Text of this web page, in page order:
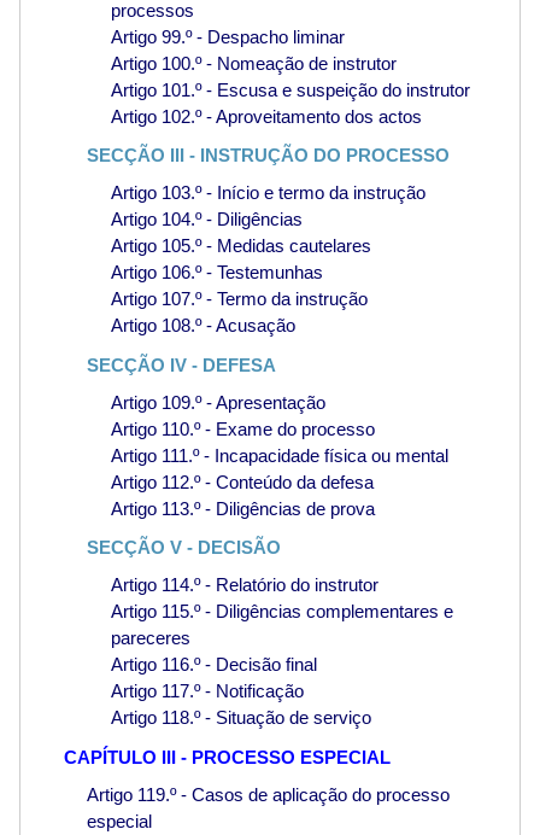
processos
Artigo 99.º - Despacho liminar
Artigo 100.º - Nomeação de instrutor
Artigo 101.º - Escusa e suspeição do instrutor
Artigo 102.º - Aproveitamento dos actos
SECÇÃO III - INSTRUÇÃO DO PROCESSO
Artigo 103.º - Início e termo da instrução
Artigo 104.º - Diligências
Artigo 105.º - Medidas cautelares
Artigo 106.º - Testemunhas
Artigo 107.º - Termo da instrução
Artigo 108.º - Acusação
SECÇÃO IV - DEFESA
Artigo 109.º - Apresentação
Artigo 110.º - Exame do processo
Artigo 111.º - Incapacidade física ou mental
Artigo 112.º - Conteúdo da defesa
Artigo 113.º - Diligências de prova
SECÇÃO V - DECISÃO
Artigo 114.º - Relatório do instrutor
Artigo 115.º - Diligências complementares e
pareceres
Artigo 116.º - Decisão final
Artigo 117.º - Notificação
Artigo 118.º - Situação de serviço
CAPÍTULO III - PROCESSO ESPECIAL
Artigo 119.º - Casos de aplicação do processo
especial